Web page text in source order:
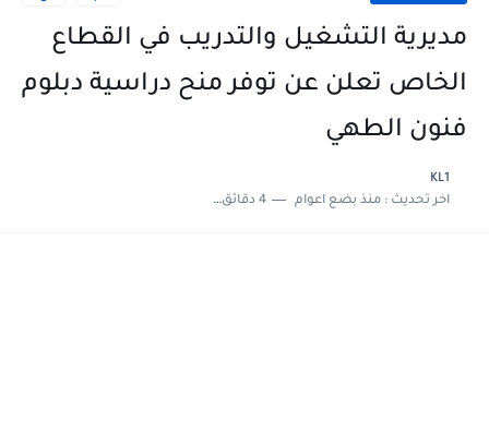
مديرية التشغيل والتدريب في القطاع
الخاص تعلن عن توفر منح دراسية دبلوم
فنون الطهي
KL1
اخر تحديث :منذ بضع اعوام 4 دقائق للقراءة